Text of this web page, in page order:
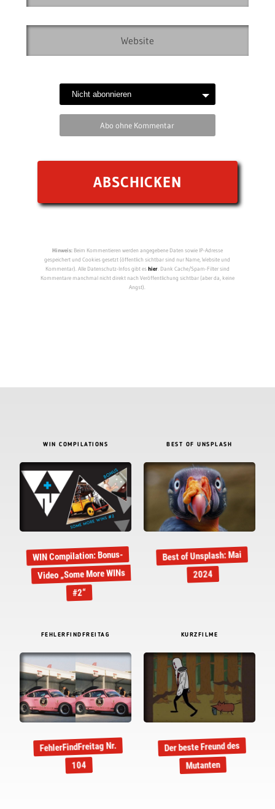
Abo ohne Kommentar
Hinweis:Beim Kommentieren werden angegebene Daten sowie IP-Adresse
gespeichert und Cookies gesetzt (öffentlich sichtbar sind nur Name, Website und
Kommentar). Alle Datenschutz-Infos gibt eshier. Dank Cache/Spam-Filter sind
Kommentare manchmal nicht direkt nach Veröffentlichung sichtbar (aber da, keine
Angst).
WIN COMPILATIONS
WIN Compilation: Bonus-
Video „Some More WINs
#2“
BEST OF UNSPLASH
Best of Unsplash: Mai
2024
FEHLERFINDFREITAG
FehlerFindFreitag Nr.
104
KURZFILME
Der beste Freund des
Mutanten